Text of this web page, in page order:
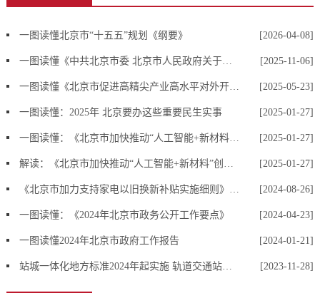
一图读懂北京市“十五五”规划《纲要》 [2026-04-08]
一图读懂《中共北京市委 北京市人民政府关于建设数据要素综合试验区 深化数据要素市场化配置改革的实施意见》 [2025-11-06]
一图读懂《北京市促进高精尖产业高水平对外开放行动方案（2025年）》 [2025-05-23]
一图读懂：2025年 北京要办这些重要民生实事 [2025-01-27]
一图读懂：《北京市加快推动“人工智能+新材料”创新发展行动计划（2025-2027年）》 [2025-01-27]
解读：《北京市加快推动“人工智能+新材料”创新发展行动计划（2025-2027年）》 [2025-01-27]
《北京市加力支持家电以旧换新补贴实施细则》政策解读 [2024-08-26]
一图读懂：《2024年北京市政务公开工作要点》 [2024-04-23]
一图读懂2024年北京市政府工作报告 [2024-01-21]
站城一体化地方标准2024年起实施 轨道交通站点适度发展地下商业 [2023-11-28]